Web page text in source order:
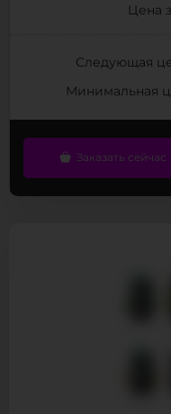
Цена
Следующая
Минимальная
Заказать сейчас